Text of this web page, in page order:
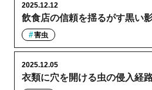
飲食店の信頼を揺るがす黒い
2025.12.12
害虫
衣類に穴を開ける虫の侵入経
2025.12.05